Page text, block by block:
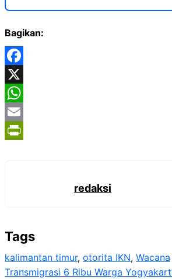
Bagikan:
Facebook
X
WhatsApp
Email
redaksi
Tags
kalimantan timur, otorita IKN, Wacana
Transmigrasi 6 Ribu Warga